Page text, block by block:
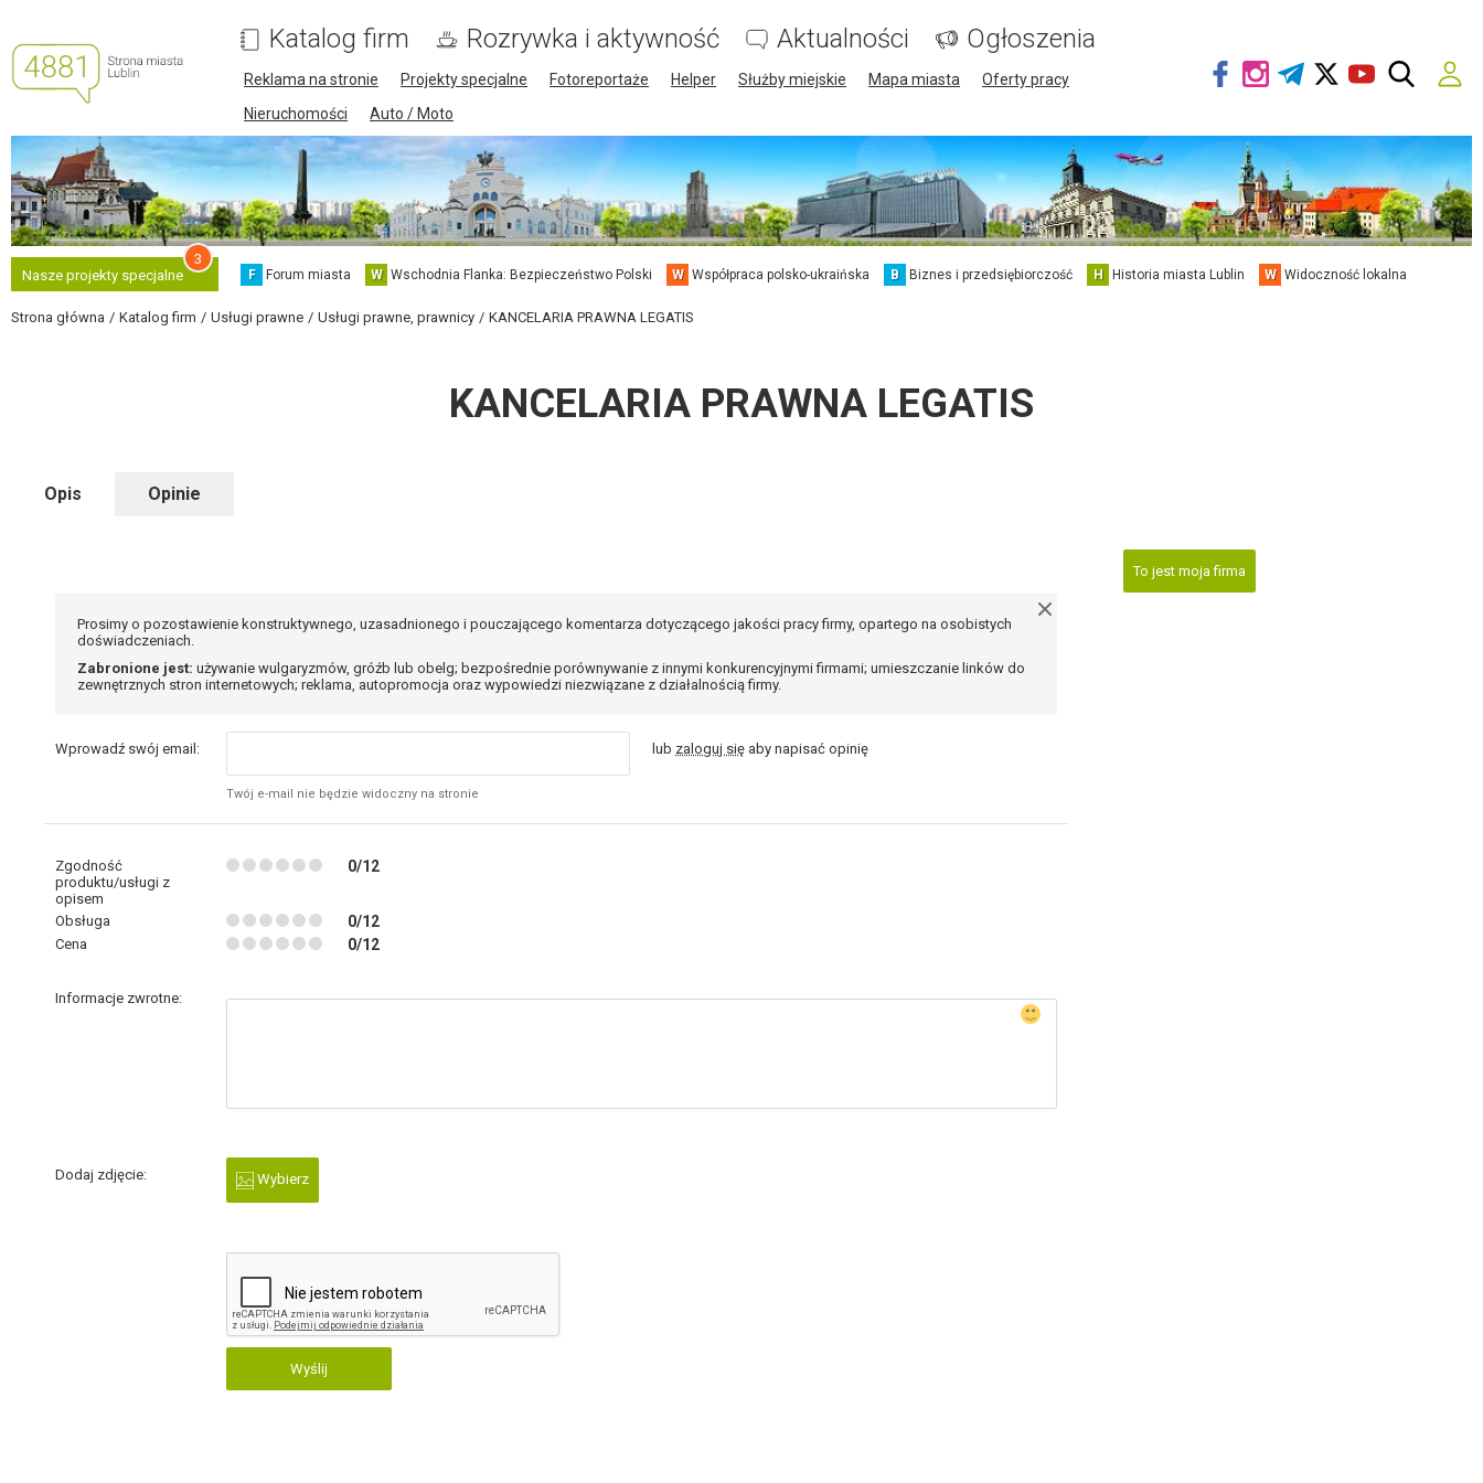
Katalog firm Rozrywka i aktywność Aktualności Ogłoszenia
Reklama na stronie Projekty specjalne Fotoreportaże Helper Służby miejskie Mapa miasta
Oferty pracy
Nieruchomości
Auto / Moto
Nasze projekty specjalne
3
F Forum miasta W Wschodnia Flanka: Bezpieczeństwo Polski W Współpraca polsko-ukraińska B Biznes i przedsiębiorczość H Historia miasta Lublin W Widoczność lokalna
Strona główna Katalog firm Usługi prawne Usługi prawne, prawnicy KANCELARIA PRAWNA LEGATIS
KANCELARIA PRAWNA LEGATIS
Opis Opinie
Prosimy o pozostawienie konstruktywnego, uzasadnionego i pouczającego komentarza dotyczącego jakości pracy firmy, opartego na osobistych
doświadczeniach.
Zabronione jest: używanie wulgaryzmów, gróźb lub obelg; bezpośrednie porównywanie z innymi konkurencyjnymi firmami; umieszczanie linków do
zewnętrznych stron internetowych; reklama, autopromocja oraz wypowiedzi niezwiązane z działalnością firmy.
Wprowadź swój email:
Twój e-mail nie będzie widoczny na stronie
lub zaloguj się aby napisać opinię
Zgodność
produktu/usługi z
opisem
0/12
Obsługa 0/12
Cena 0/12
Informacje zwrotne:
Dodaj zdjęcie: Wybierz
Wyślij
To jest moja firma